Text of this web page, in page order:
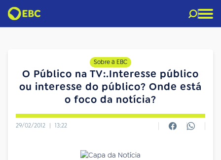
Sobre a EBC
O Público na TV:.Interesse público
ou interesse do público? Onde está
o foco da notícia?
29/02/2012 | 13:22